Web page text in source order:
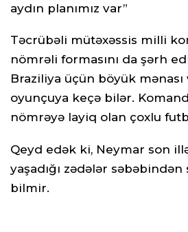
aydın planımız var”
Təcrübəli mütəxəssis milli
nömrəli formasını da şərh
Braziliya üçün böyük mənası
oyunçuya keçə bilər.
nömrəyə layiq olan çoxlu
Qeyd edək ki, Neymar son
yaşadığı zədələr səbəbindən
bilmir.